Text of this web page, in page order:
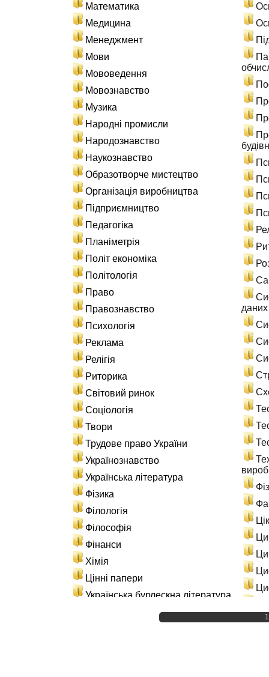
даних
Математика
Медицина
Менеджмент
Мови
Мововедення
Мовознавство
Музика
Народні промисли
Народознавство
Наукознавство
Образотворче мистецтво
Організація виробництва
Підприємництво
Педагогіка
Планіметрія
Політ економіка
Політологія
Право
Правознавство
Психологія
Реклама
Релігія
Риторика
Світовий ринок
Соціологія
Твори
Трудове право України
Українознавство
Українська література
Фізика
Філологія
Філософія
Фінанси
Хімія
Цінні папери
Українська бурлескна література
Матеріали по навчанню